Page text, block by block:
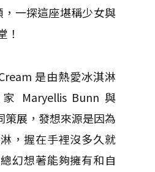
一探這座堪稱少女與
！
是由熱愛冰淇淋
Maryellis Bunn 與
策展，發想來源是因為
，握在手裡沒多久就
幻想著能夠擁有和自